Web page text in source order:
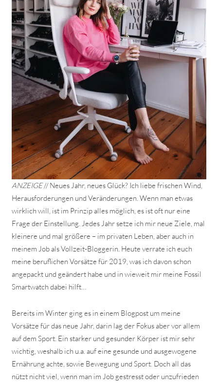
ANZEIGE// Neues Jahr, neues Glück? Ich liebe frischen Wind,
Herausforderungen und Veränderungen. Wenn man etwas
wirklich will, ist im Prinzip alles möglich, es ist oft nur eine
Frage der Einstellung. Jedes Jahr setze ich mir neue Ziele, mal
kleinere und mal größere – im privaten Leben, aber auch in
meinem Job als Vollzeit-Bloggerin. Heute verrate ich euch
meine beruflichen Vorsätze für 2019, was ich davon schon
angepackt und geändert habe und in wieweit mir meine Fossil
Smartwatch dabei hilft…
Bereits im Winter ging es in einem Blogpost um meine
Vorsätze für das neue Jahr, darin lag der Fokus aber vor allem
auf dem Sport. Ein starker und gesunder Körper ist mir sehr
wichtig, weshalb ich u.a. auf eine gesunde und ausgewogene
Ernährung achte, sowie Bewegung und Sport. Doch all das
nützt nicht viel, wenn man im Job gestresst oder unzufrieden